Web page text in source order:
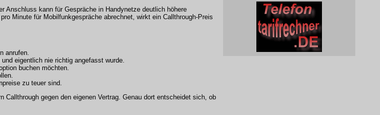
Anschluss kann für Gespräche in Handynetze deutlich höhere
Minute für Mobilfunkgespräche abrechnet, wirkt ein Callthrough-Preis
anrufen.
eigentlich nie richtig angefasst wurde.
buchen möchten.
zu teuer sind.
gegen den eigenen Vertrag. Genau dort entscheidet sich, ob